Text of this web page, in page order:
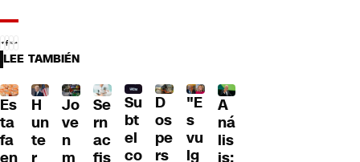
LEE TAMBIÉN
Es
ta
fa
H
un
te
Jo
ve
n
Se
rn
ac
Su
bt
el
co
D
os
pe
rs
"E
s
vu
lg
A
ná
lis